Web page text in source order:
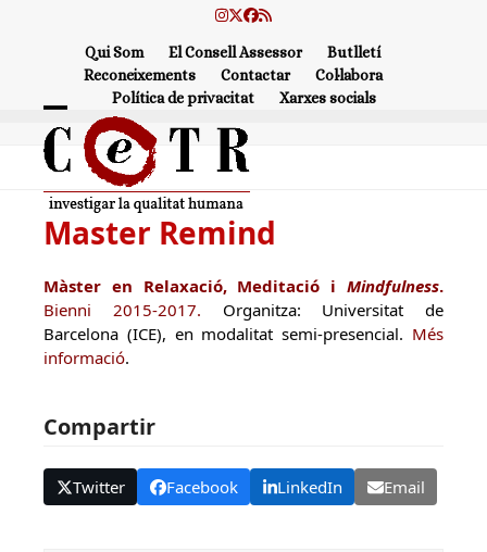
Instagram
Twitter
Facebook
RSS
Qui Som El Consell Assessor
Butlletí
Reconeixements
Contactar
Col·labora
Política de privacitat
Xarxes socials
Open
mobile
menu
Close
mobile
menu
Master Remind
Màster en Relaxació, Meditació i Mindfulness.
Bienni 2015-2017. Organitza: Universitat de
Barcelona (ICE), en modalitat semi-presencial. Més
informació.
Compartir
Twitter Facebook LinkedIn Email